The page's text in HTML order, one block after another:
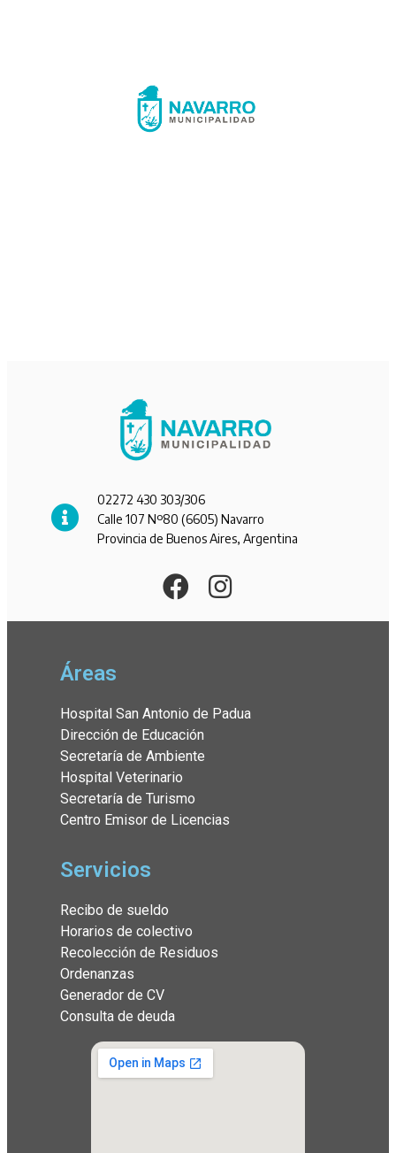
02272 430 303/306
Calle 107 Nº80 (6605) Navarro
Provincia de Buenos Aires, Argentina
Áreas
Hospital San Antonio de Padua
Dirección de Educación
Secretaría de Ambiente
Hospital Veterinario
Secretaría de Turismo
Centro Emisor de Licencias
Servicios
Recibo de sueldo
Horarios de colectivo
Recolección de Residuos
Ordenanzas
Generador de CV
Consulta de deuda